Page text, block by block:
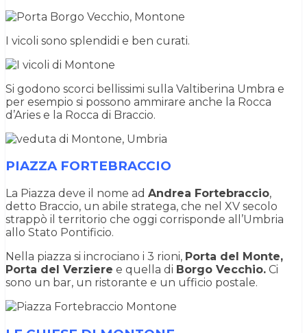
I vicoli sono splendidi e ben curati.
Si godono scorci bellissimi sulla Valtiberina Umbra e
per esempio si possono ammirare anche la Rocca
d’Aries e la Rocca di Braccio.
PIAZZA FORTEBRACCIO
La Piazza deve il nome ad Andrea Fortebraccio,
detto Braccio, un abile stratega, che nel XV secolo
strappò il territorio che oggi corrisponde all’Umbria
allo Stato Pontificio.
Nella piazza si incrociano i 3 rioni, Porta del Monte,
Porta del Verziere e quella di Borgo Vecchio. Ci
sono un bar, un ristorante e un ufficio postale.